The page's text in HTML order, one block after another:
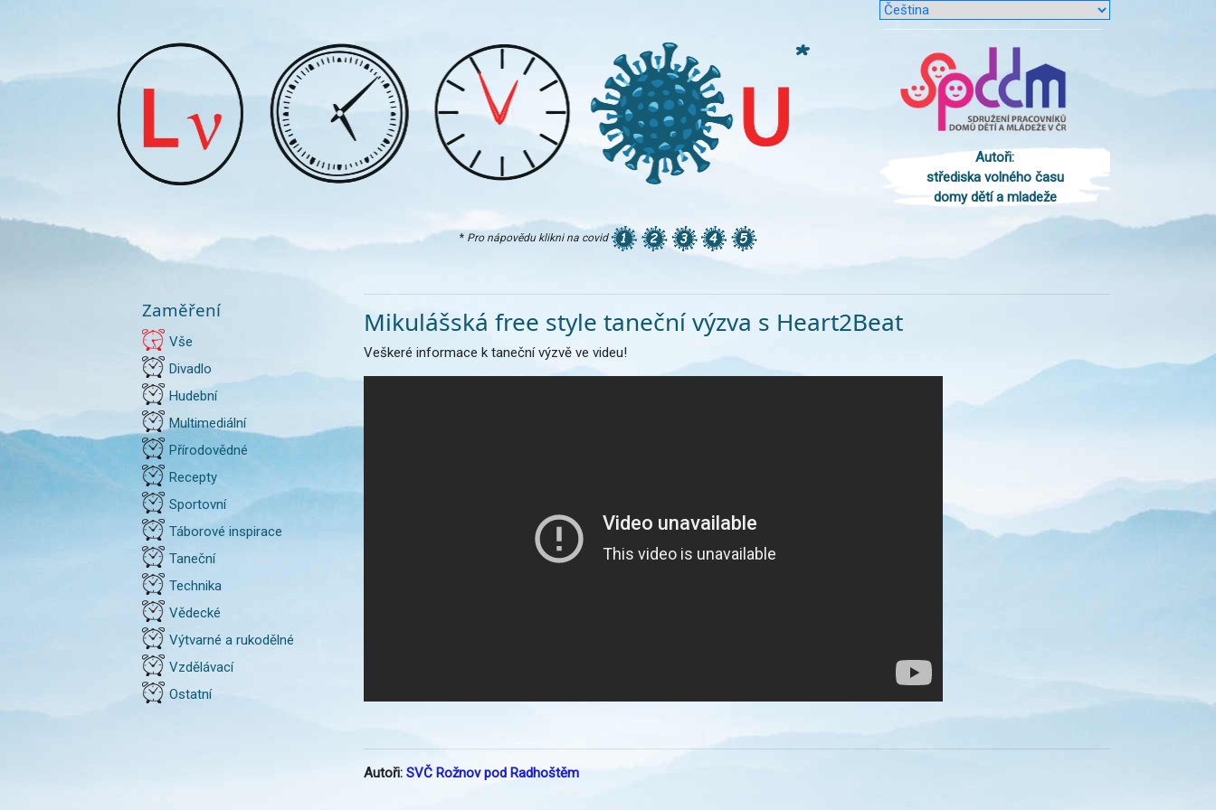
Autoři:
střediska volného času
domy dětí a mladeže
* Pro nápovědu klikni na covid
Zaměření
Vše
Divadlo
Hudební
Multimediální
Přírodovědné
Recepty
Sportovní
Táborové inspirace
Taneční
Technika
Vědecké
Výtvarné a rukodělné
Vzdělávací
Ostatní
Mikulášská free style taneční výzva s Heart2Beat
Veškeré informace k taneční výzvě ve videu!
Autoři: SVČ Rožnov pod Radhoštěm